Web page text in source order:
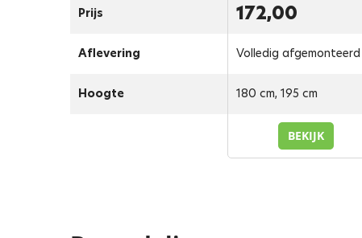
Prijs
Aflevering
Hoogte
172,00
Volledig afgemonteerd
180 cm, 195 cm
BEKIJK